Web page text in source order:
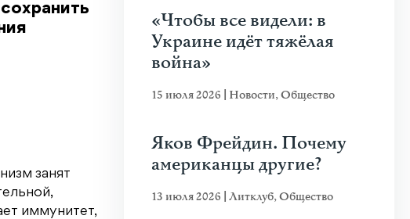
занят
иммунитет,
«Чтобы все видели: в
Украине идёт тяжёлая
война»
15 июля 2026 Новости,Общество
Яков Фрейдин. Почему
американцы другие?
13 июля 2026 Литклуб,Общество